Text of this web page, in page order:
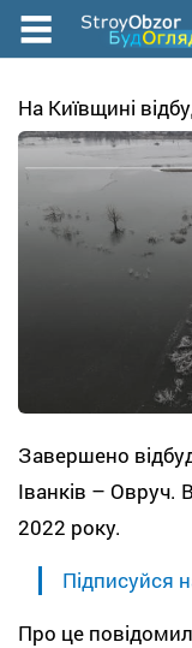
Перейти
содержанию
На Київщині
Завершено
Іванків – Овруч.
2022 року.
Підписуйся
Про це